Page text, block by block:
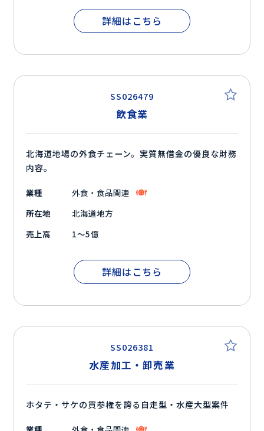
詳細はこちら
SS026479
飲食業
北海道地場の外食チェーン。実質無借金の優良な財務
内容。
業種
外食・食品関連
所在地
北海道地方
売上高
1～5億
詳細はこちら
SS026381
水産加工・卸売業
ホタテ・サケの買参権を誇る自走型・水産大型案件